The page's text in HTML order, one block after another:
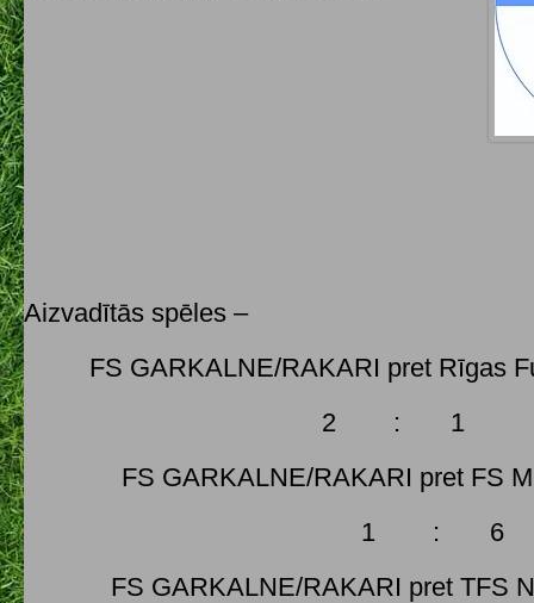
Aizvadītās spēles –
FS GARKALNE/RAKARI pret Rīgas
2 : 1
FS GARKALNE/RAKARI pret FS
1 : 6
FS GARKALNE/RAKARI pret TFS